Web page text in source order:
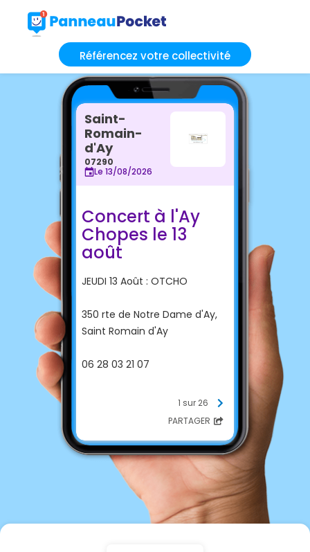
Référencez votre collectivité
Saint-
Romain-
d'Ay
07290
Le 13/08/2026
Concert à l'Ay
Chopes le 13
août
JEUDI 13 Août : OTCHO
350 rte de Notre Dame d'Ay,
Saint Romain d'Ay
06 28 03 21 07
1 sur 26
PARTAGER